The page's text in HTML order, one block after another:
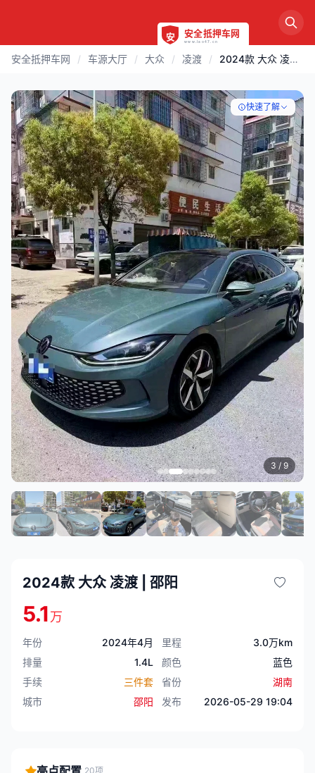
安全抵押车网 / 车源大厅 / 大众 / 凌渡 / 2024款 大众 凌渡 | 邵阳
快速了解
3 / 9
2024款 大众 凌渡 | 邵阳
5.1万
年份 2024年4月 里程
3.0万km
排量
1.4L 颜色
蓝色
手续
三件套 省份
湖南
城市
邵阳 发布 2026-05-29 19:04
20项